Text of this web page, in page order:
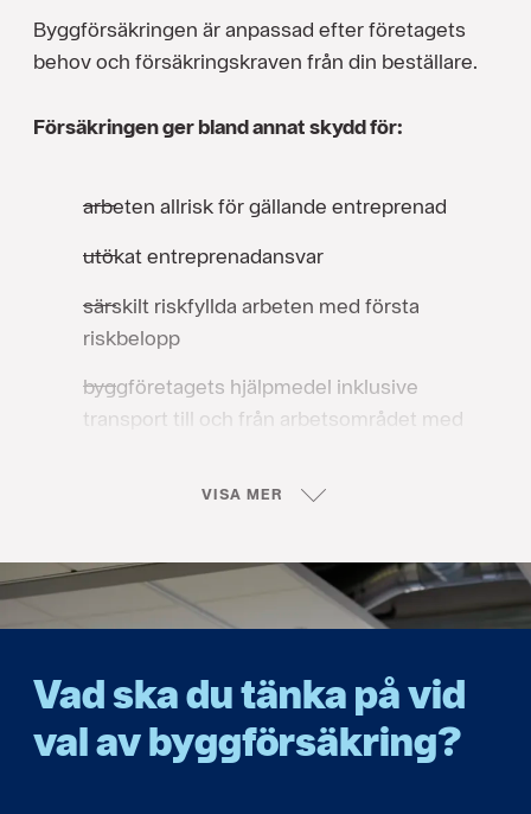
Byggförsäkringen är anpassad efter företagets
behov och försäkringskraven från din beställare.
Försäkringen ger bland annat skydd för:
arbeten allrisk för gällande entreprenad
utökat entreprenadansvar
särskilt riskfyllda arbeten med första
riskbelopp
byggföretagets hjälpmedel inklusive
transport till och från arbetsområdet med
åtkomst- och återställandekostnader
befintlig egendom, inklusive hyresgäst
tillhörig egendom både för konsument och
Utöver det, så ingår följande försäkringar:
VISA MER
Vad ska du tänka på vid
val av byggförsäkring?